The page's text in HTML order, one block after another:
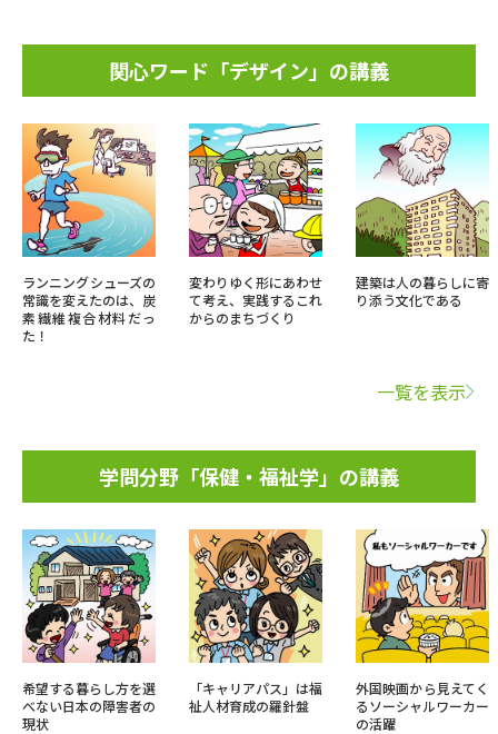
関心ワード「デザイン」の講義
ランニングシューズの
常識を変えたのは、炭
素繊維複合材料だっ
た！
変わりゆく形にあわせ
て考え、実践するこれ
からのまちづくり
建築は人の暮らしに寄
り添う文化である
一覧を表示
学問分野「保健・福祉学」の講義
希望する暮らし方を選
べない日本の障害者の
現状
「キャリアパス」は福
祉人材育成の羅針盤
外国映画から見えてく
るソーシャルワーカー
の活躍